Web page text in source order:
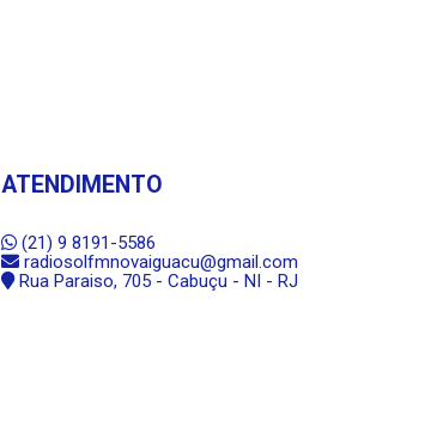
ATENDIMENTO
(21) 9 8191-5586
radiosolfmnovaiguacu@gmail.com
Rua Paraiso, 705 - Cabuçu - NI - RJ